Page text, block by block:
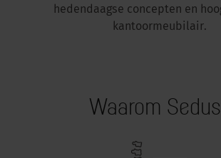
hedendaagse concepten en
kantoormeubilair.
Waarom